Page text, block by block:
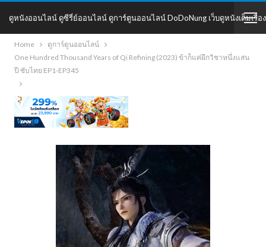
ดูหนังออนไลน์ ดูซีรี่ย์ออนไลน์ ดูการ์ตูนออนไลน์ DoDoNung เว็บดูหนังเต็มเรื่อง
DoDoNung
Home
ดูการ์ตูนออนไลน์
One Hundred Thousand Years of Qi Refining (2023) ข้าก็แค่ฝึกวิชาหนึ่งแสน
ปี ซับไทย EP1-EP345